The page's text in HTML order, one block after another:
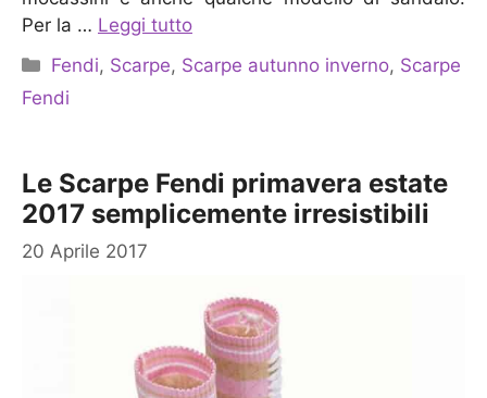
Per la … Leggi tutto
Categorie
Fendi, Scarpe, Scarpe autunno inverno, Scarpe
Fendi
Le Scarpe Fendi primavera estate
2017 semplicemente irresistibili
20 Aprile 2017